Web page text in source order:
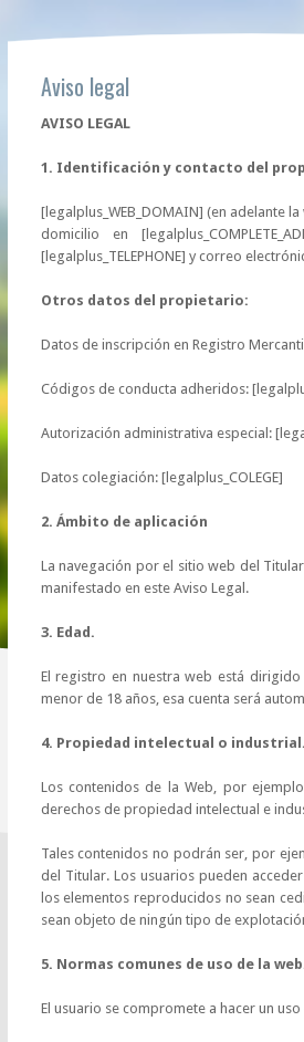
Aviso legal
AVISO LEGAL
1. Identificación y contacto del
[legalplus_WEB_DOMAIN] (en adelante
domicilio en
[legalplus_TELEPHONE] y correo
Otros datos del propietario:
Datos de inscripción en Registro
Códigos de conducta adheridos:
Autorización administrativa especial:
Datos colegiación: [legalplus_COLEGE]
2. Ámbito de aplicación
La navegación por el sitio web del
manifestado en este Aviso Legal.
3. Edad.
El registro en nuestra web está
menor de 18 años, esa cuenta será
4. Propiedad intelectual o industrial.
Los contenidos de la Web, por
derechos de propiedad intelectual e
Tales contenidos no podrán ser, por
del Titular. Los usuarios pueden
los elementos reproducidos no sean
sean objeto de ningún tipo de
5. Normas comunes de uso de la
El usuario se compromete a hacer un